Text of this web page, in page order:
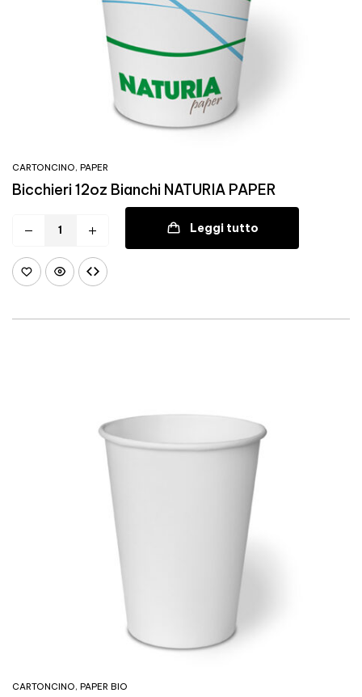
CARTONCINO, PAPER
Bicchieri 12oz Bianchi NATURIA PAPER
Leggi tutto
CARTONCINO, PAPER BIO